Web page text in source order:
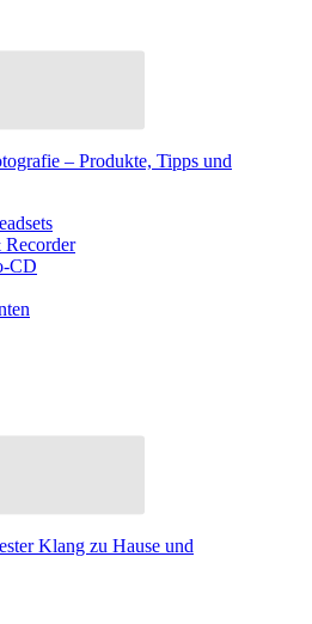
– Produkte, Tipps und
CD
Klang zu Hause und